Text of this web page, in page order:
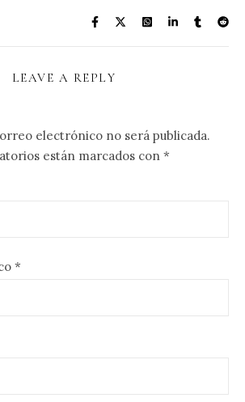
LEAVE A REPLY
electrónico no será publicada.
están marcados con *
*